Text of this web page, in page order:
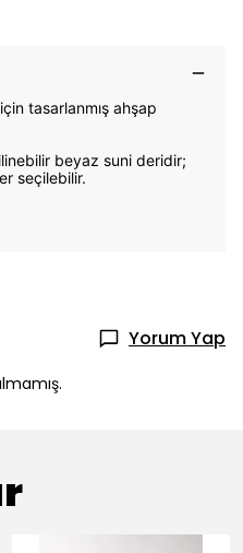
tasarlanmış ahşap
beyaz suni deridir;
seçilebilir.
Yorum Yap